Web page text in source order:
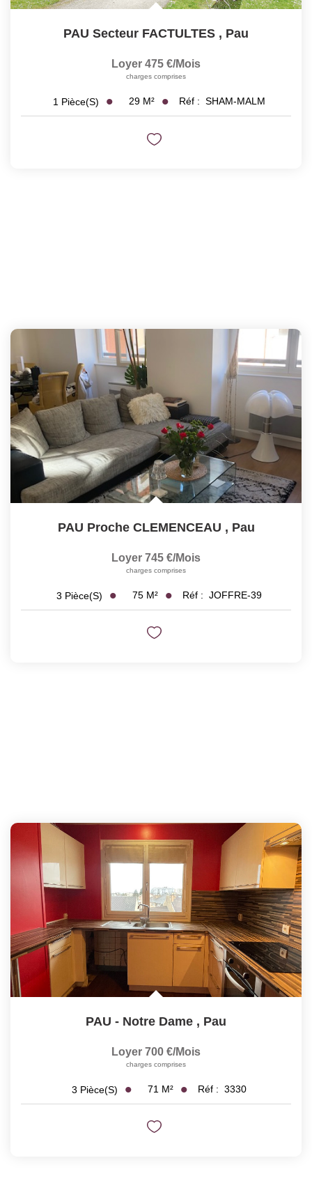
PAU Secteur FACTULTES , Pau
Loyer 475 €/mois
charges comprises
1 Pièce(s) 29 M² Réf : SHAM-MALM
PAU Proche CLEMENCEAU , Pau
Loyer 745 €/mois
charges comprises
3 Pièce(s) 75 M² Réf : JOFFRE-39
PAU - Notre Dame , Pau
Loyer 700 €/mois
charges comprises
3 Pièce(s) 71 M² Réf : 3330